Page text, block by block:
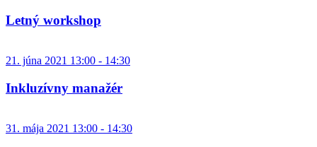
Letný workshop
21. júna 2021 13:00 - 14:30
Inkluzívny manažér
31. mája 2021 13:00 - 14:30